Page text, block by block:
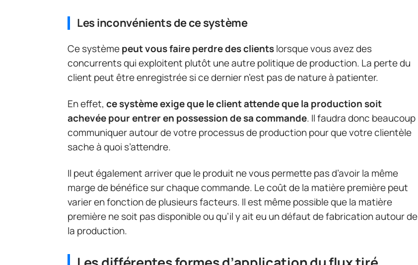
Les inconvénients de ce système
Ce systèmepeut vous faire perdre des clientslorsque vous avez des
concurrents qui exploitent plutôt une autre politique de production. La perte du
client peut être enregistrée si ce dernier n’est pas de nature à patienter.
En effet, ce système exige que le client attende que la production soit
achevée pour entrer en possession de sa commande. Il faudra donc beaucoup
communiquer autour de votre processus de production pour que votre clientèle
sache à quoi s’attendre.
Il peut également arriver que le produit ne vous permette pas d’avoir la même
marge de bénéfice sur chaque commande. Le coût de la matière première peut
varier en fonction de plusieurs facteurs. Il est même possible que la matière
première ne soit pas disponible ou qu’il y ait eu un défaut de fabrication autour de
la production.